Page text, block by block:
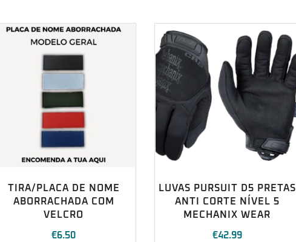
TIRA/PLACA DE NOME
ABORRACHADA COM
VELCRO
€6.50
LUVAS PURSUIT D5 PRETAS
ANTI CORTE NÍVEL 5
MECHANIX WEAR
€42.99